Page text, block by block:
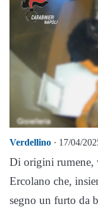
Verdellino · 17/04/
Di origini rumene,
Ercolano che,
segno un furto da